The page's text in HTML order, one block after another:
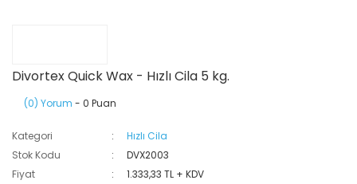
Divortex Quick Wax - Hızlı Cila 5 kg.
(0) Yorum - 0 Puan
Kategori
Hızlı Cila
Stok Kodu
DVX2003
Fiyat
1.333,33 TL + KDV